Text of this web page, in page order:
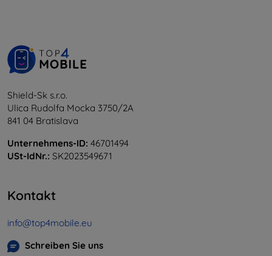
Shield-Sk s.r.o.
Ulica Rudolfa Mocka 3750/2A
841 04 Bratislava
Unternehmens-ID: 46701494
USt-IdNr.: SK2023549671
Kontakt
info@top4mobile.eu
Schreiben Sie uns